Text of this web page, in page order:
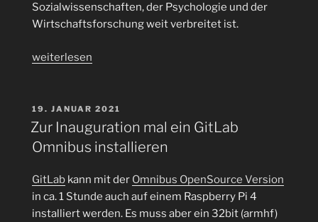
Sozialwissenschaften, der Psychologie und der
Wirtschaftsforschung weit verbreitet ist.
„Neue
veröffentlicht
(Teil
12)“
weiterlesen
VERÖFFENTLICHT
AM
19. JANUAR 2021
Zur Inauguration mal ein GitLab
Omnibus installieren
GitLab kann mit der Omnibus OpenSource Version
in ca. 1 Stunde auch auf einem Raspberry Pi 4
installiert werden. Es muss aber ein 32bit (armhf)